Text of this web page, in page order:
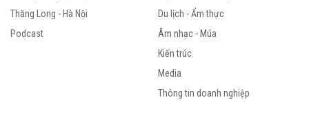
Thăng Long - Hà Nội
Podcast
Du lịch - Ẩm thực
Âm nhạc - Múa
Kiến trúc
Media
Thông tin doanh nghiệp